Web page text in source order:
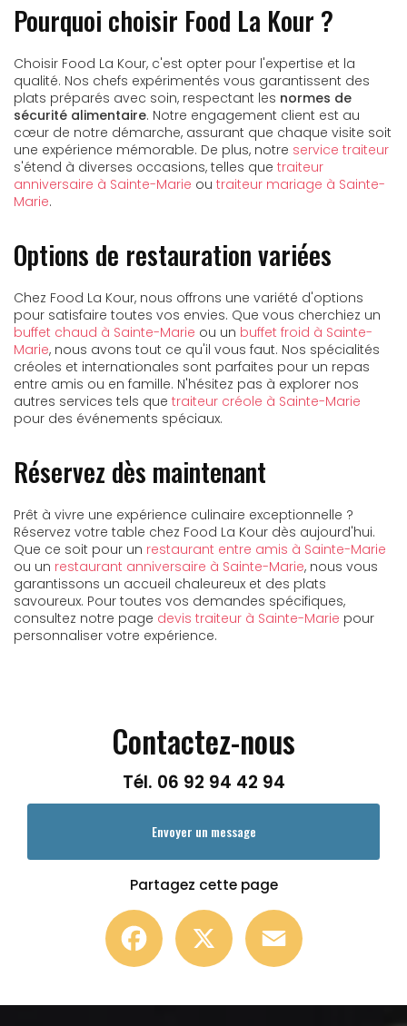
Pourquoi choisir Food La Kour ?
Choisir Food La Kour, c'est opter pour l'expertise et la
qualité. Nos chefs expérimentés vous garantissent des
plats préparés avec soin, respectant les normes de
sécurité alimentaire. Notre engagement client est au
cœur de notre démarche, assurant que chaque visite soit
une expérience mémorable. De plus, notre service traiteur
s'étend à diverses occasions, telles que traiteur
anniversaire à Sainte-Marie ou traiteur mariage à Sainte-
Marie.
Options de restauration variées
Chez Food La Kour, nous offrons une variété d'options
pour satisfaire toutes vos envies. Que vous cherchiez un
buffet chaud à Sainte-Marie ou un buffet froid à Sainte-
Marie, nous avons tout ce qu'il vous faut. Nos spécialités
créoles et internationales sont parfaites pour un repas
entre amis ou en famille. N'hésitez pas à explorer nos
autres services tels que traiteur créole à Sainte-Marie
pour des événements spéciaux.
Réservez dès maintenant
Prêt à vivre une expérience culinaire exceptionnelle ?
Réservez votre table chez Food La Kour dès aujourd'hui.
Que ce soit pour un restaurant entre amis à Sainte-Marie
ou un restaurant anniversaire à Sainte-Marie, nous vous
garantissons un accueil chaleureux et des plats
savoureux. Pour toutes vos demandes spécifiques,
consultez notre page devis traiteur à Sainte-Marie pour
personnaliser votre expérience.
Contactez-nous
Tél. 06 92 94 42 94
Envoyer un message
Partagez cette page
Facebook